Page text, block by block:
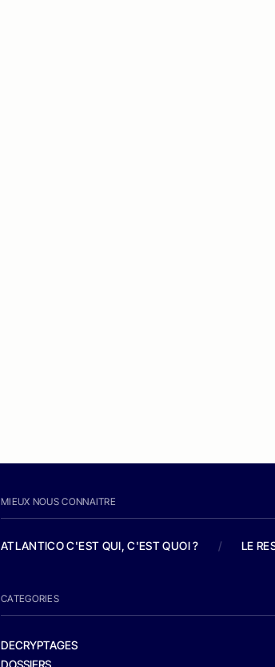
MIEUX NOUS CONNAITRE
ATLANTICO C'EST QUI, C'EST QUOI ? / LE
CATEGORIES
DECRYPTAGES
DOSSIERS